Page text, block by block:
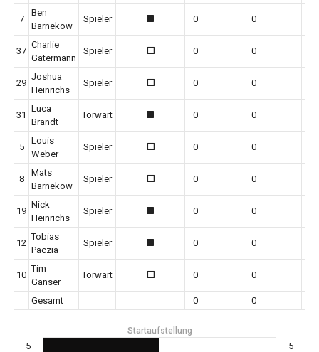
7
Ben
Barnekow
Spieler 1 0 0
37
Charlie
Gatermann
Spieler 0 0 0
29
Joshua
Heinrichs
Spieler 0 0 0
31
Luca
Brandt
Torwart 1 0 0
5
Louis
Weber
Spieler 0 0 0
8
Mats
Barnekow
Spieler 0 0 0
19
Nick
Heinrichs
Spieler 1 0 0
12
Tobias
Paczia
Spieler 1 0 0
10
Tim
Ganser
Torwart 0 0 0
Gesamt 0 0
Startaufstellung
5 5